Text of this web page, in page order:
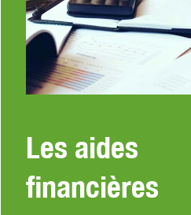
Les aides
financières